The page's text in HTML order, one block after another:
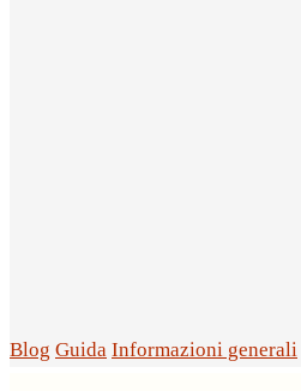
Home
Blog Guida Informazioni generali